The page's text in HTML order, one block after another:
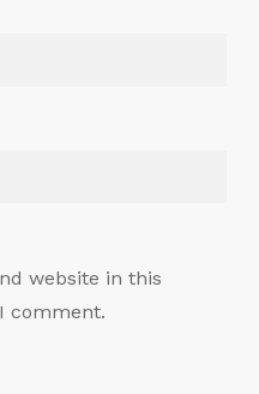
website in this
comment.